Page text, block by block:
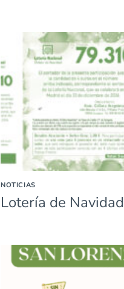
NOTICIAS
Lotería de Navidad